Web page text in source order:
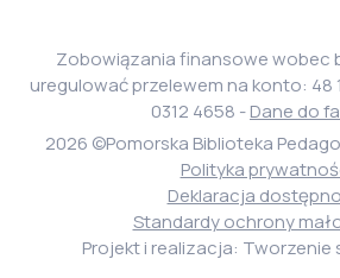
Zobowiązania finansowe wobec
uregulować przelewem na konto: 48
0312 4658 -Dane do
2026 ©Pomorska Biblioteka
Polityka
Deklaracja
Standardy ochrony
Projekt i realizacja: Tworzenie